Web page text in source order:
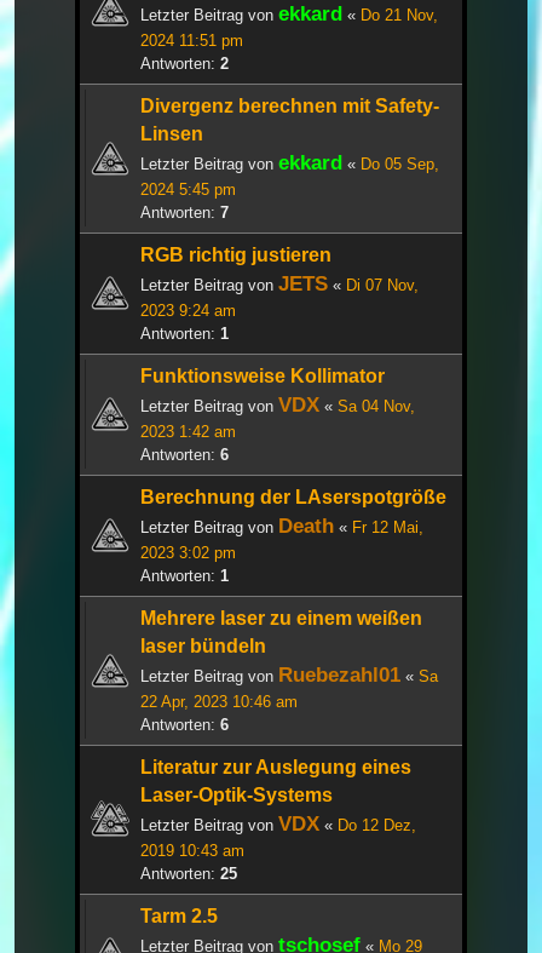
Letzter Beitrag von ekkard « Do 21 Nov,
2024 11:51 pm
Antworten: 2
Divergenz berechnen mit Safety-
Linsen
Letzter Beitrag von ekkard « Do 05 Sep,
2024 5:45 pm
Antworten: 7
RGB richtig justieren
Letzter Beitrag von JETS « Di 07 Nov,
2023 9:24 am
Antworten: 1
Funktionsweise Kollimator
Letzter Beitrag von VDX « Sa 04 Nov,
2023 1:42 am
Antworten: 6
Berechnung der LAserspotgröße
Letzter Beitrag von Death « Fr 12 Mai,
2023 3:02 pm
Antworten: 1
Mehrere laser zu einem weißen
laser bündeln
Letzter Beitrag von Ruebezahl01 « Sa
22 Apr, 2023 10:46 am
Antworten: 6
Literatur zur Auslegung eines
Laser-Optik-Systems
Letzter Beitrag von VDX « Do 12 Dez,
2019 10:43 am
Antworten: 25
Tarm 2.5
Letzter Beitrag von tschosef « Mo 29